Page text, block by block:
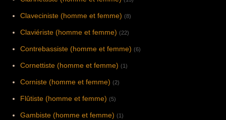
Claveciniste (homme et femme) (8)
Claviériste (homme et femme) (22)
Contrebassiste (homme et femme) (6)
Cornettiste (homme et femme) (1)
Corniste (homme et femme) (2)
Flûtiste (homme et femme) (5)
Gambiste (homme et femme) (1)